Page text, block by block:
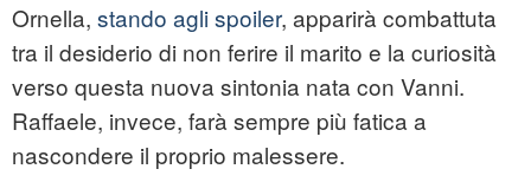
Ornella, stando agli spoiler, apparirà combattuta
tra il desiderio di non ferire il marito e la curiosità
verso questa nuova sintonia nata con Vanni.
Raffaele, invece, farà sempre più fatica a
nascondere il proprio malessere.